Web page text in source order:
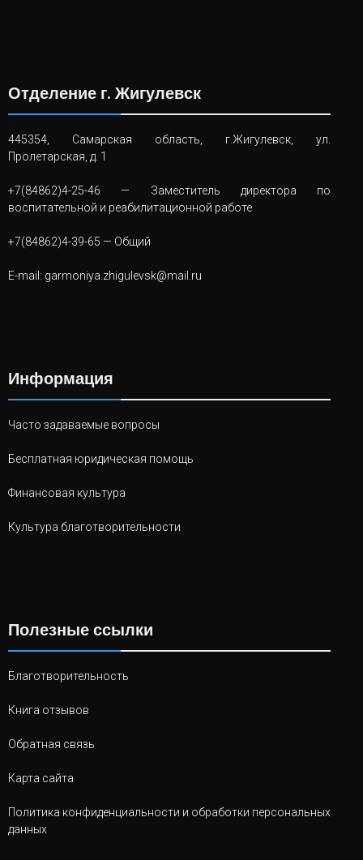
Отделение г. Жигулевск
445354, Самарская область, г.Жигулевск, ул.
Пролетарская, д. 1
+7(84862)4-25-46 — Заместитель директора по
воспитательной и реабилитационной работе
+7(84862)4-39-65 — Общий
E-mail: garmoniya.zhigulevsk@mail.ru
Информация
Часто задаваемые вопросы
Бесплатная юридическая помощь
Финансовая культура
Культура благотворительности
Полезные ссылки
Благотворительность
Книга отзывов
Обратная связь
Карта сайта
Политика конфиденциальности и обработки персональных
данных